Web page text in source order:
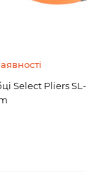
Select Pliers SL-